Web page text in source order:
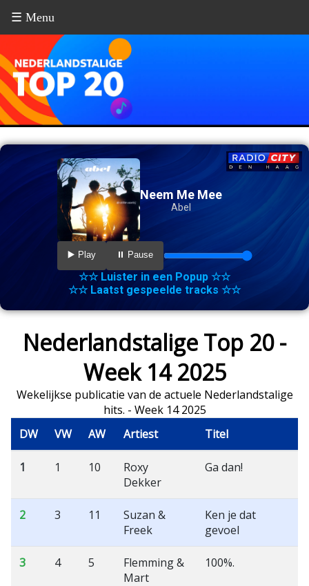
☰ Menu
Neem Me Mee
Abel
▶️ Play ⏸️ Pause
☆☆ Luister in een Popup ☆☆
☆☆ Laatst gespeelde tracks ☆☆
Nederlandstalige Top 20 -
Week 14 2025
Wekelijkse publicatie van de actuele Nederlandstalige
hits. - Week 14 2025
DW
VW AW Artiest Titel
1 1 10
Roxy
Dekker
Ga dan!
2 3 11
Suzan &
Freek
Ken je dat
gevoel
3 4 5
Flemming &
Mart
100%.